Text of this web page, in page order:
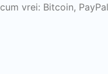
vrei: Bitcoin,